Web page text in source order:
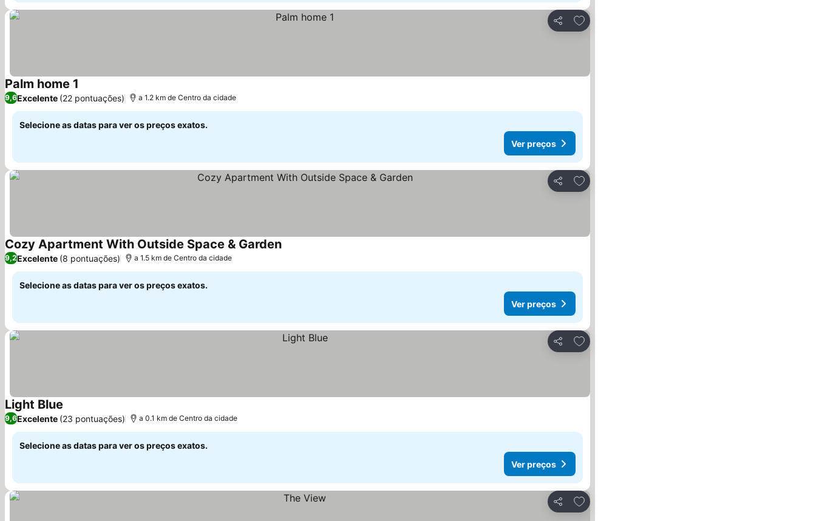
Partilhar
Adicionar aos favoritos
Palm home 1
9,6Excelente (22 pontuações) a 1.2 km de Centro da cidade
Selecione as datas para ver os preços exatos.
Ver preços
Partilhar
Adicionar aos favoritos
Cozy Apartment With Outside Space & GardenVer preços
9,2Excelente (8 pontuações) a 1.5 km de Centro da cidade
Selecione as datas para ver os preços exatos.
Ver preços
Partilhar
Adicionar aos favoritos
Light Blue
9,6Excelente (23 pontuações) a 0.1 km de Centro da cidade
Selecione as datas para ver os preços exatos.
Ver preços
Partilhar
Adicionar aos favoritos